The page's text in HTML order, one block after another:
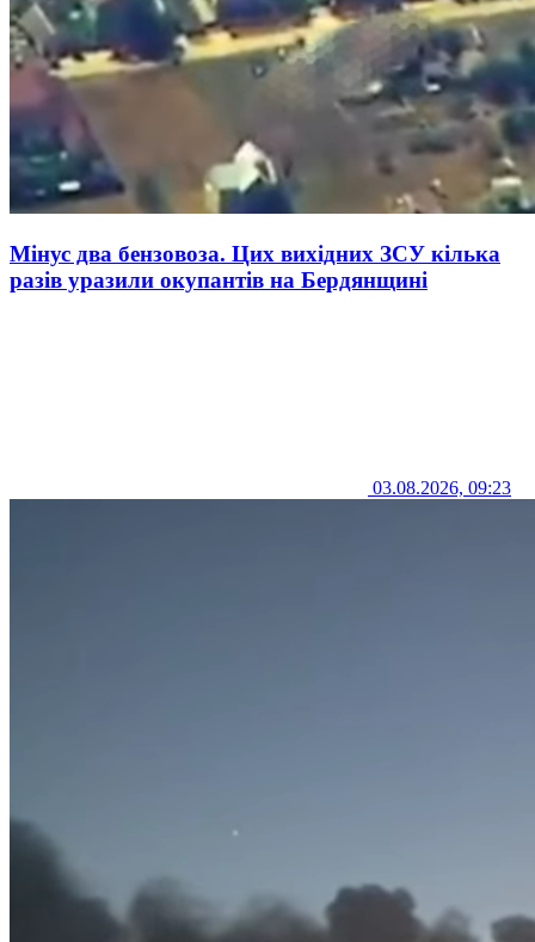
Мінус два бензовоза. Цих вихідних ЗСУ кілька
разів уразили окупантів на Бердянщині
03.08.2026, 09:23